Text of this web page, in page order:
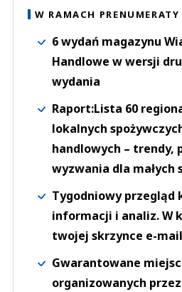
W RAMACH
6 wydań magazynu
Handlowe w wersji
wydania
Raport:Lista 60
lokalnych
handlowych – trendy,
wyzwania dla małych
Tygodniowy przegląd
informacji i analiz. W
twojej skrzynce e-
Gwarantowane
organizowanych